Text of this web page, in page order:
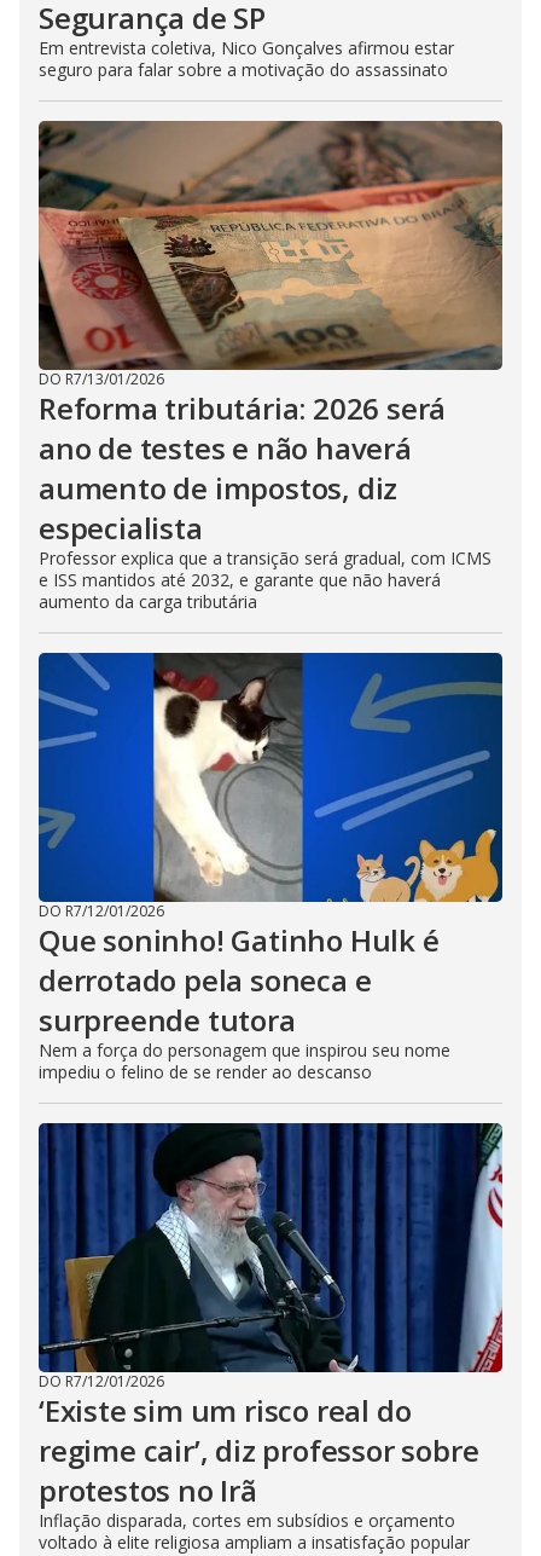
Segurança de SP
Em entrevista coletiva, Nico Gonçalves afirmou estar
seguro para falar sobre a motivação do assassinato
DO R7/13/01/2026
Reforma tributária: 2026 será
ano de testes e não haverá
aumento de impostos, diz
especialista
Professor explica que a transição será gradual, com ICMS
e ISS mantidos até 2032, e garante que não haverá
aumento da carga tributária
DO R7/12/01/2026
Que soninho! Gatinho Hulk é
derrotado pela soneca e
surpreende tutora
Nem a força do personagem que inspirou seu nome
impediu o felino de se render ao descanso
DO R7/12/01/2026
‘Existe sim um risco real do
regime cair’, diz professor sobre
protestos no Irã
Inflação disparada, cortes em subsídios e orçamento
voltado à elite religiosa ampliam a insatisfação popular